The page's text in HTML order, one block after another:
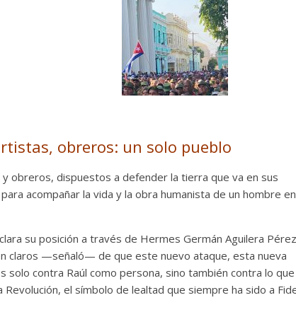
obreros: un solo pueblo
obreros, dispuestos a defender la tierra que va en sus
acompañar la vida y la obra humanista de un hombre en
su posición a través de Hermes Germán Aguilera
claros —señaló— de que este nuevo ataque, esta nueva
solo contra Raúl como persona, sino también contra lo que
el símbolo de lealtad que siempre ha sido a